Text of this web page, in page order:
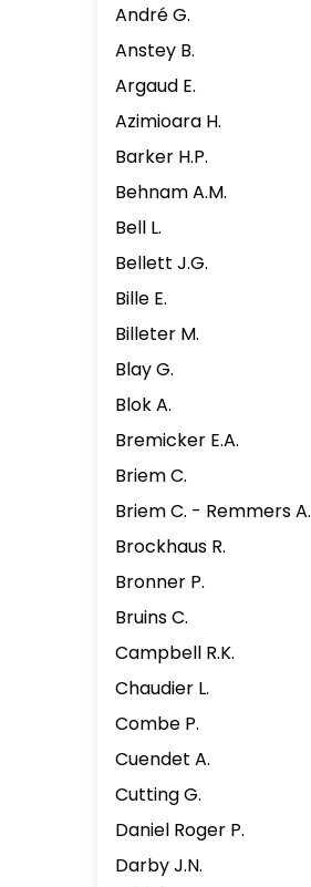
André G.
Anstey B.
Argaud E.
Azimioara H.
Barker H.P.
Behnam A.M.
Bell L.
Bellett J.G.
Bille E.
Billeter M.
Blay G.
Blok A.
Bremicker E.A.
Briem C.
Briem C. - Remmers A.
Brockhaus R.
Bronner P.
Bruins C.
Campbell R.K.
Chaudier L.
Combe P.
Cuendet A.
Cutting G.
Daniel Roger P.
Darby J.N.